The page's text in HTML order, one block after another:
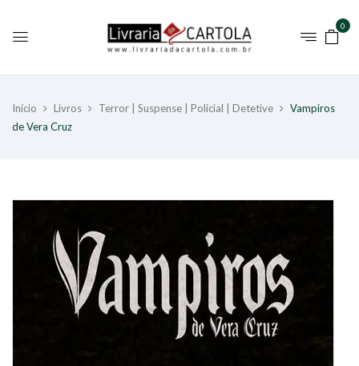
0
Início Livros Terror | Suspense | Policial | Detetive
Vampiros
de Vera Cruz